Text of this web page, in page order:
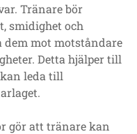
Tränare bör
smidighet och
mot motståndare
Detta hjälper till
leda till
gör att tränare kan